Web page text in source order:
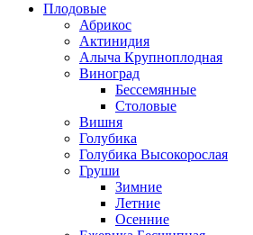
Плодовые
Абрикос
Актинидия
Алыча Крупноплодная
Виноград
Бессемянные
Столовые
Вишня
Голубика
Голубика Высокорослая
Груши
Зимние
Летние
Осенние